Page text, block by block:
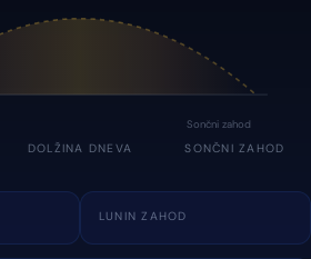
Sončni zahod
DOLŽINA DNEVA SONČNI ZAHOD
LUNIN ZAHOD